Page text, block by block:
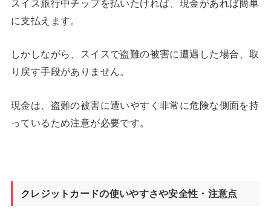
スイス旅行中チップを払いたければ、現金があれば簡単
に支払えます。
しかしながら、スイスで盗難の被害に遭遇した場合、取
り戻す手段がありません。
現金は、盗難の被害に遭いやすく非常に危険な側面を持
っているため注意が必要です。
クレジットカードの使いやすさや安全性・注意点